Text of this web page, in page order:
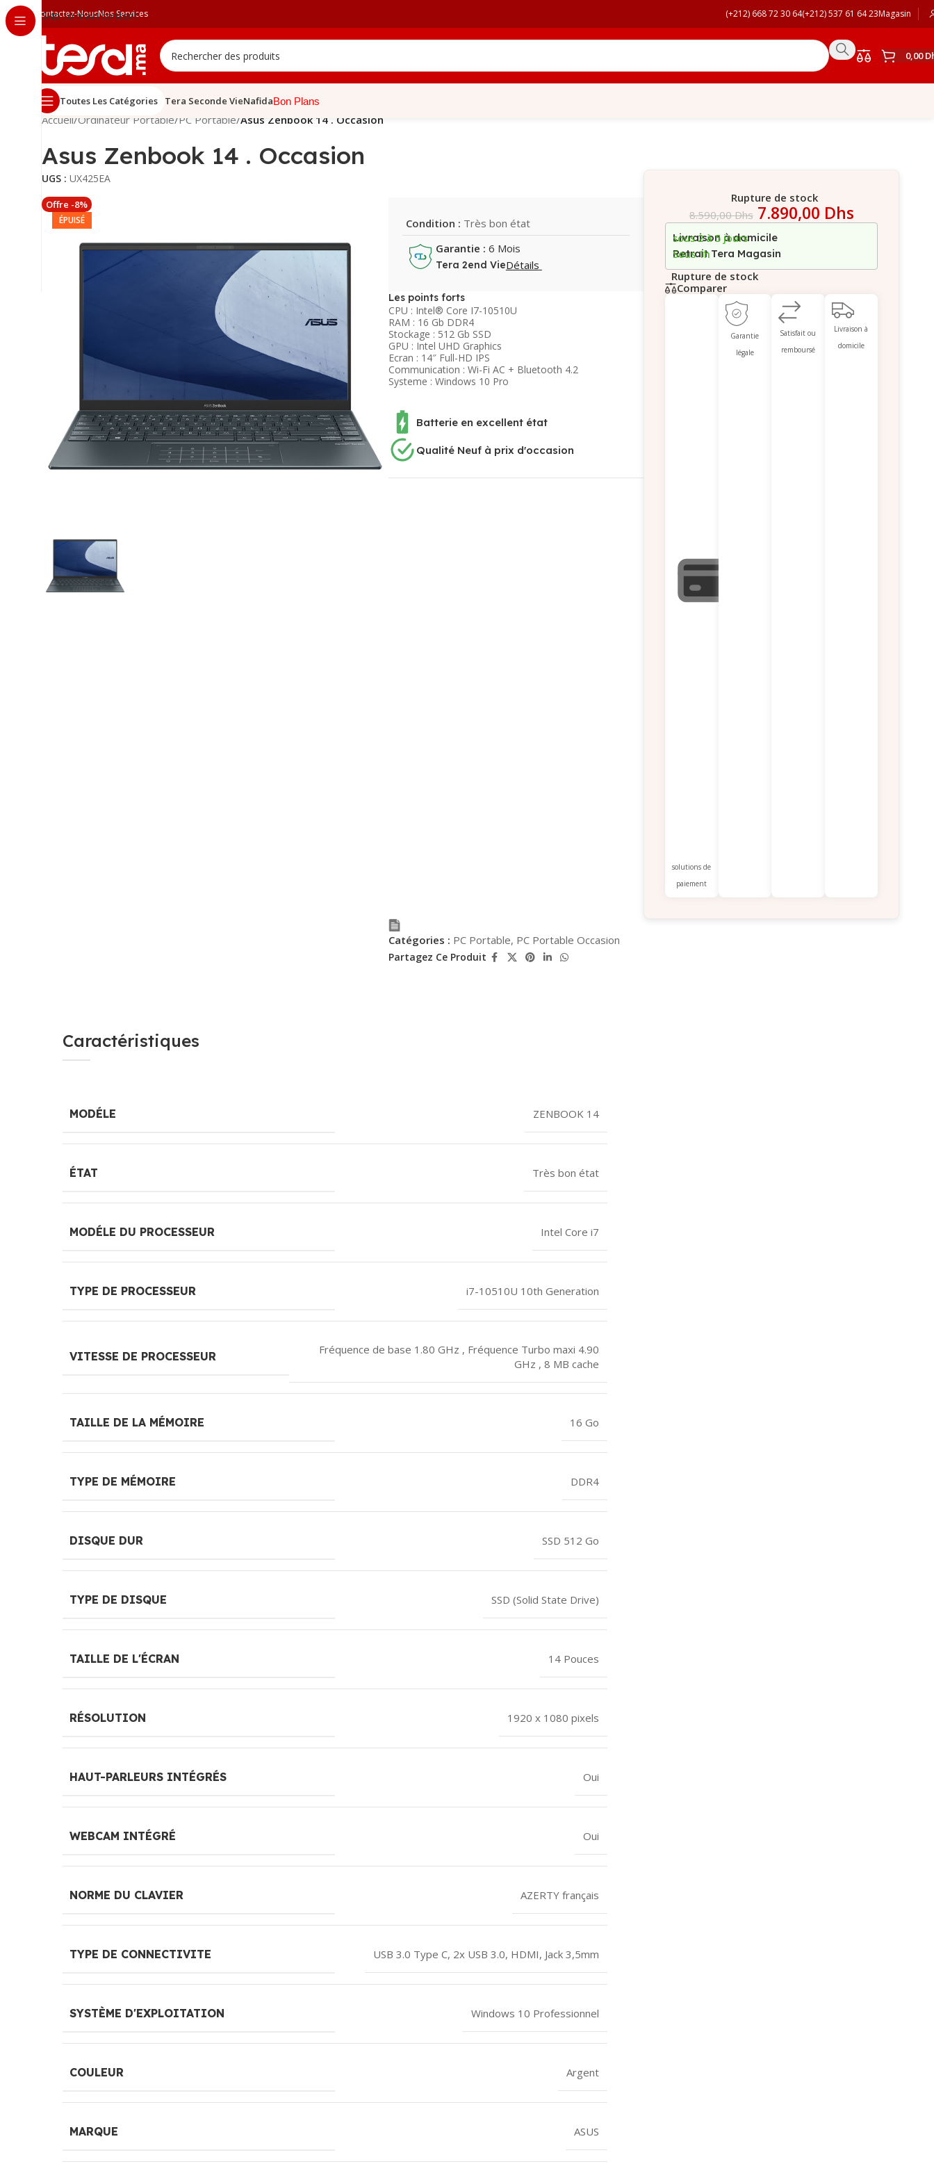
Skip to main content
Contactez-NousNos Services (+212) 668 72 30 64(+212) 537 61 64 23Magasin
0,00
Toutes Les Catégories Tera Seconde VieNafidaBon Plans
Accueil/Ordinateur Portable/PC Portable/Asus Zenbook 14 . Occasion
Asus Zenbook 14 . Occasion
UGS : UX425EA
Offre -8%
ÉPUISÉ Condition : Très bon état
Garantie : 6 Mois
Tera 2end VieDétails
Les points forts
CPU : Intel® Core I7-10510U
RAM : 16 Gb DDR4
Stockage : 512 Gb SSD
GPU : Intel UHD Graphics
Ecran : 14″ Full-HD IPS
Communication : Wi-Fi AC + Bluetooth 4.2
Systeme : Windows 10 Pro
Batterie en excellent état
Qualité Neuf à prix d'occasion
Rupture de stock
8.590,00Dhs 7.890,00 Dhs
Livraison à domicile
sous 2 à 5 jours
Retrait Tera Magasin
Sous 1h
Rupture de stock
Comparer
solutions de
paiement
Garantie
légale
Satisfait ou
remboursé
Livraison à
domicile
Catégories : PC Portable, PC Portable Occasion
Partagez Ce Produit
Caractéristiques
MODÉLE ZENBOOK 14
ÉTAT Très bon état
MODÉLE DU PROCESSEUR Intel Core i7
TYPE DE PROCESSEUR i7-10510U 10th Generation
VITESSE DE PROCESSEUR
Fréquence de base 1.80 GHz , Fréquence Turbo maxi 4.90
GHz , 8 MB cache
TAILLE DE LA MÉMOIRE 16 Go
TYPE DE MÉMOIRE DDR4
DISQUE DUR SSD 512 Go
TYPE DE DISQUE SSD (Solid State Drive)
TAILLE DE L'ÉCRAN 14 Pouces
RÉSOLUTION 1920 x 1080 pixels
HAUT-PARLEURS INTÉGRÉS Oui
WEBCAM INTÉGRÉ Oui
NORME DU CLAVIER AZERTY français
TYPE DE CONNECTIVITE USB 3.0 Type C, 2x USB 3.0, HDMI, Jack 3,5mm
SYSTÈME D'EXPLOITATION Windows 10 Professionnel
COULEUR Argent
MARQUE ASUS